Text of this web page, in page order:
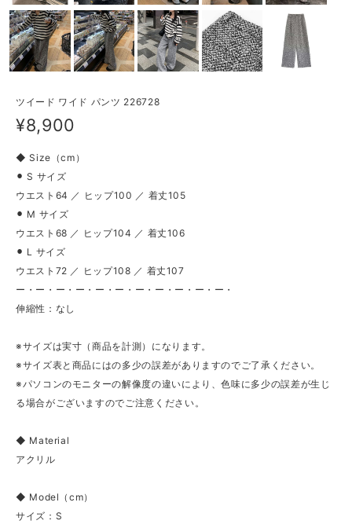
ツイード ワイド パンツ 226728
¥8,900
◆ Size（cm）
⚫︎ S サイズ
ウエスト64 ／ ヒップ100 ／ 着丈105
⚫︎ M サイズ
ウエスト68 ／ ヒップ104 ／ 着丈106
⚫︎ L サイズ
ウエスト72 ／ ヒップ108 ／ 着丈107
ー・ー・ー・ー・ー・ー・ー・ー・ー・ー・ー・
伸縮性：なし
※サイズは実寸（商品を計測）になります。
※サイズ表と商品にはの多少の誤差がありますのでご了承ください。
※パソコンのモニターの解像度の違いにより、色味に多少の誤差が生じ
る場合がございますのでご注意ください。
◆ Material
アクリル
◆ Model（cm）
サイズ：S